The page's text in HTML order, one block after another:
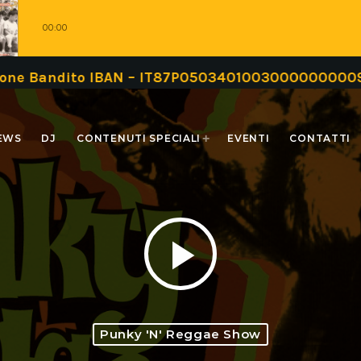
00:00
– IT87P0503401003000000000999
DJ CONTENUTI SPECIALI EVENTI CONTATTI
play_arrow
Punky 'n' Reggae Show